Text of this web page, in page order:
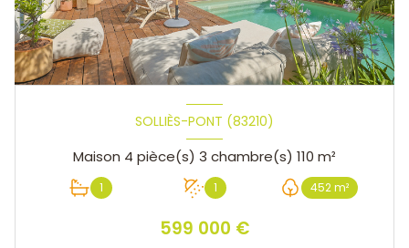
SOLLIÈS-PONT (83210)
Maison 4 pièce(s) 3 chambre(s) 110 m²
1 1 452 m²
599 000 €